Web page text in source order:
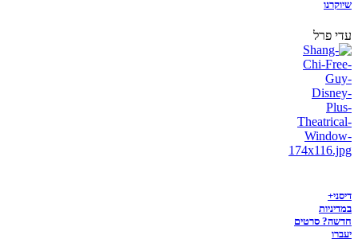
שיוקרנו
עדי פרל
דיסני+
במדיניות
חדשה? סרטים
יעברו